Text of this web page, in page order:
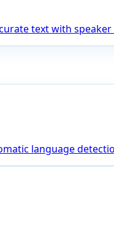
text with
language